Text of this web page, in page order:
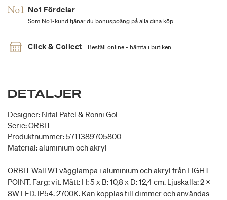
No1 Fördelar
Som No1-kund tjänar du bonuspoäng på alla dina köp
Click & Collect Beställ online - hämta i butiken
DETALJER
Designer: Nital Patel & Ronni Gol
Serie: ORBIT
Produktnummer: 5711389705800
Material: aluminium och akryl
ORBIT Wall W1 vägglampa i aluminium och akryl från LIGHT-
POINT. Färg: vit. Mått: H: 5 x B: 10,8 x D: 12,4 cm. Ljuskälla: 2 x
8W LED. IP54. 2700K. Kan kopplas till dimmer och användas